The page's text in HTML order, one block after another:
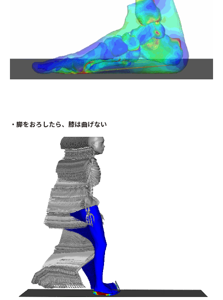
・脚をおろしたら、膝は曲げない